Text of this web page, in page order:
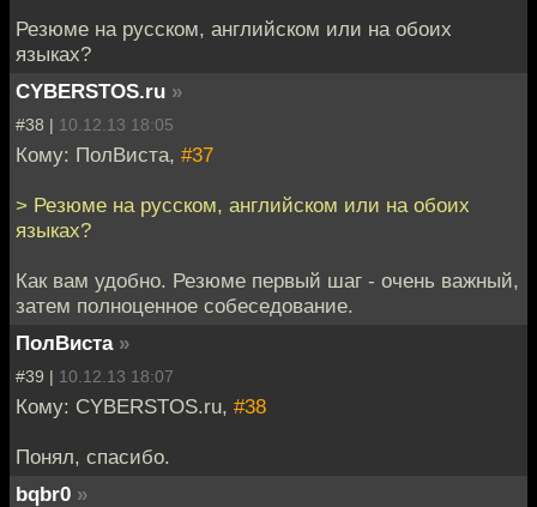
Резюме на русском, английском или на обоих
языках?
CYBERSTOS.ru »
#38 | 10.12.13 18:05
Кому: ПолВиста, #37
> Резюме на русском, английском или на обоих
языках?
Как вам удобно. Резюме первый шаг - очень важный,
затем полноценное собеседование.
ПолВиста »
#39 | 10.12.13 18:07
Кому: CYBERSTOS.ru, #38
Понял, спасибо.
bqbr0 »